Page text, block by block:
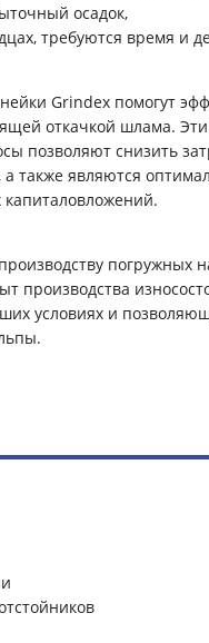
осадок,
требуются время и
Grindex помогут
откачкой шлама.
позволяют снизить
а также являются
погружных
производства
условиях и